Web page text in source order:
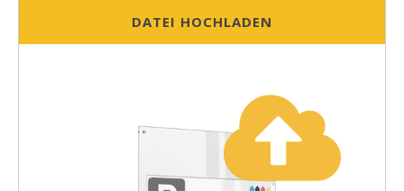
DATEI HOCHLADEN